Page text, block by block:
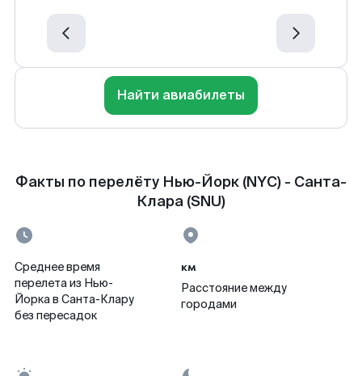
Найти авиабилеты
Факты по перелёту Нью-Йорк (NYC) - Санта-
Клара (SNU)
Среднее время
перелета из Нью-
Йорка в Санта-Клару
без пересадок
км
Расстояние между
городами